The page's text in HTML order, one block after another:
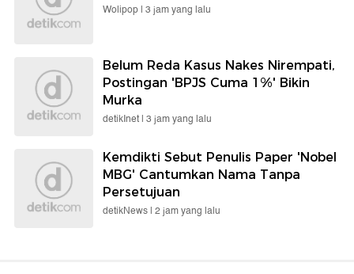
Wolipop | 3 jam yang lalu
Belum Reda Kasus Nakes Nirempati,
Postingan 'BPJS Cuma 1%' Bikin
Murka
detikInet | 3 jam yang lalu
Kemdikti Sebut Penulis Paper 'Nobel
MBG' Cantumkan Nama Tanpa
Persetujuan
detikNews | 2 jam yang lalu